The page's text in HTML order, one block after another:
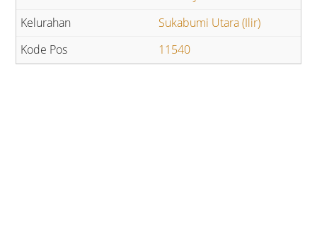
Sukabumi Utara (Ilir)
11540